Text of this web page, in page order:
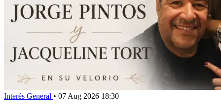
Interés General • 07 Aug 2026 18:30